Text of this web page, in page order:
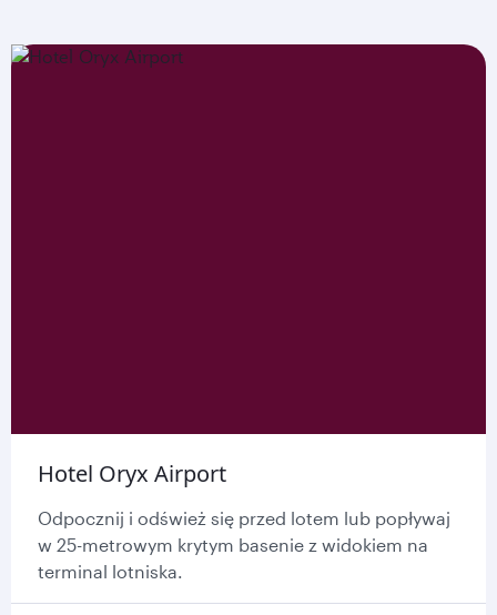
Hotel Oryx Airport
Odpocznij i odśwież się przed lotem lub popływaj
w 25-metrowym krytym basenie z widokiem na
terminal lotniska.